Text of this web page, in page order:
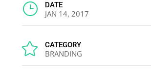
} DATE
JAN 14, 2017
 CATEGORY
BRANDING